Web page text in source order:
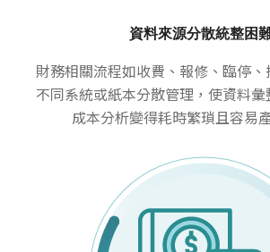
資料來源分散統整困
財務相關流程如收費、報修、臨停
不同系統或紙本分散管理，使資料
成本分析變得耗時繁瑣且容易